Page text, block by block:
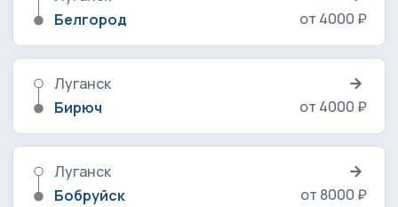
Белгород
от 4000 ₽
Луганск
Бирюч
от 4000 ₽
Луганск
Бобруйск
от 8000 ₽